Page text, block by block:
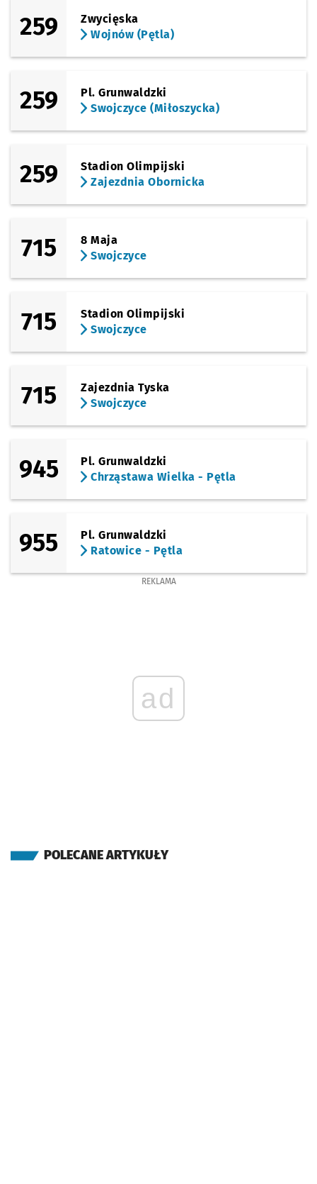
259
Zwycięska
Wojnów (Pętla)
259
Pl. Grunwaldzki
Swojczyce (Miłoszycka)
259
Stadion Olimpijski
Zajezdnia Obornicka
715
8 Maja
Swojczyce
715
Stadion Olimpijski
Swojczyce
715
Zajezdnia Tyska
Swojczyce
945
Pl. Grunwaldzki
Chrząstawa Wielka - Pętla
955
Pl. Grunwaldzki
Ratowice - Pętla
REKLAMA
ad
POLECANE ARTYKUŁY